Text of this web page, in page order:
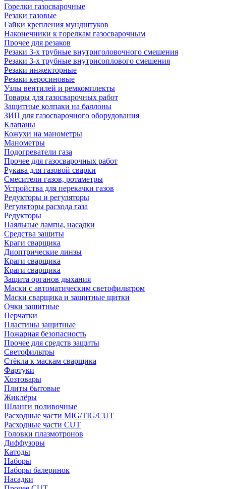
Горелки газосварочные
Резаки газовые
Гайки крепления мундштуков
Наконечники к горелкам газосварочным
Прочее для резаков
Резаки 3-х трубные внутриголовочного смешения
Резаки 3-х трубные внутрисоплового смешения
Резаки инжекторные
Резаки керосиновые
Узлы вентилей и ремкомплекты
Товары для газосварочных работ
Защитные колпаки на баллоны
ЗИП для газосварочного оборудования
Клапаны
Кожухи на манометры
Манометры
Подогреватели газа
Прочее для газосварочных работ
Рукава для газовой сварки
Смесители газов, ротаметры
Устройства для перекачки газов
Редукторы и регуляторы
Регуляторы расхода газа
Редукторы
Паяльные лампы, насадки
Средства защиты
Краги сварщика
Диоптрические линзы
Краги сварщика
Краги сварщика
Защита органов дыхания
Маски с автоматическим светофильтром
Маски сварщика и защитные щитки
Очки защитные
Перчатки
Пластины защитные
Пожарная безопасность
Прочее для средств защиты
Светофильтры
Стёкла к маскам сварщика
Фартуки
Хозтовары
Плиты бытовые
Жиклёры
Шланги поливочные
Расходные части MIG/TIG/CUT
Расходные части CUT
Головки плазмотронов
Диффузоры
Катоды
Наборы
Наборы балеринок
Насадки